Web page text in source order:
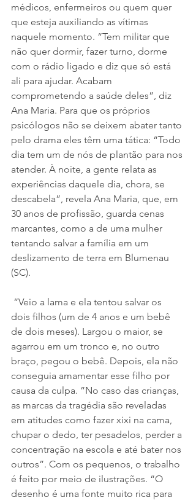
médicos, enfermeiros ou quem quer
que esteja auxiliando as vítimas
naquele momento. “Tem militar que
não quer dormir, fazer turno, dorme
com o rádio ligado e diz que só está
ali para ajudar. Acabam
comprometendo a saúde deles”, diz
Ana Maria. Para que os próprios
psicólogos não se deixem abater tanto
pelo drama eles têm uma tática: “Todo
dia tem um de nós de plantão para nos
atender. À noite, a gente relata as
experiências daquele dia, chora, se
descabela”, revela Ana Maria, que, em
30 anos de profissão, guarda cenas
marcantes, como a de uma mulher
tentando salvar a família em um
deslizamento de terra em Blumenau
(SC).
dois filhos (um de 4 anos e um bebê
de dois meses). Largou o maior, se
agarrou em um tronco e, no outro
braço, pegou o bebê. Depois, ela não
conseguia amamentar esse filho por
causa da culpa. ”No caso das crianças,
as marcas da tragédia são reveladas
em atitudes como fazer xixi na cama,
chupar o dedo, ter pesadelos, perder a
concentração na escola e até bater nos
outros”. Com os pequenos, o trabalho
é feito por meio de ilustrações. “O
desenho é uma fonte muito rica para